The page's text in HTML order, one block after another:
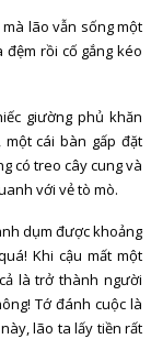
lão vẫn sống một
rồi cố gắng kéo
giường phủ khăn
một cái bàn gấp đặt
có treo cây cung và
với vẻ tò mò.
dụm được khoảng
Khi cậu mất một
là trở thành người
Tớ đánh cuộc là
lão ta lấy tiền rất